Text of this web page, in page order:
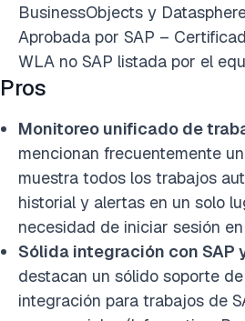
BusinessObjects y
Aprobada por SAP –
WLA no SAP listada por el
Pros
Monitoreo unificado de
mencionan frecuentemente
muestra todos los trabajos
historial y alertas en un solo
necesidad de iniciar sesión
Sólida integración con SAP
destacan un sólido soporte
integración para trabajos de